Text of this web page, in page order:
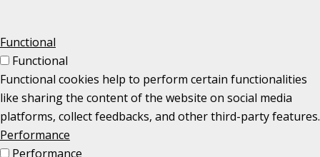
Functional
Functional
Functional cookies help to perform certain functionalities
like sharing the content of the website on social media
platforms, collect feedbacks, and other third-party features.
Performance
Performance